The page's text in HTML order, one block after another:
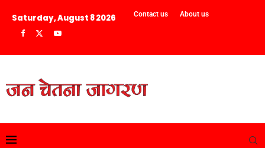
Saturday, August 8 2026 Contact us About us